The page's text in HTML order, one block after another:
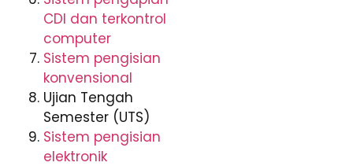
CDI dan terkontrol
computer
Sistem pengisian
konvensional
Ujian Tengah
Semester (UTS)
Sistem pengisian
elektronik